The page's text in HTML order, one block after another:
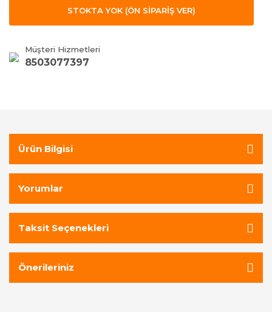
STOKTA YOK (ÖN SİPARİŞ VER)
Müşteri Hizmetleri
8503077397
Ürün Bilgisi
Yorumlar
Taksit Seçenekleri
Önerileriniz